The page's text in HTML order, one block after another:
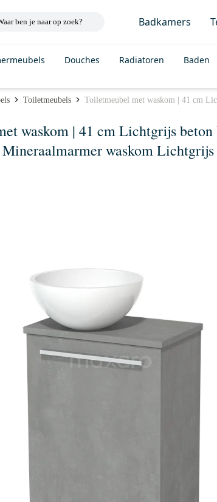
Badkamers
Douches Radiatoren Baden
Toiletmeubels Toiletmeubel met waskom | 41 cm
waskom | 41 cm Lichtgrijs
waskom